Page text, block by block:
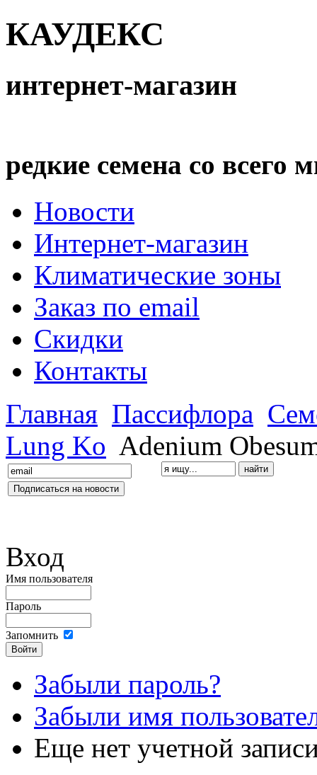
КАУДЕКС
интернет-магазин
редкие семена со всего
Новости
Интернет-магазин
Климатические зоны
Заказ по email
Скидки
Контакты
Главная Пассифлора
Lung Ko Adenium
Вход
Имя пользователя
Пароль
Запомнить
Забыли пароль?
Забыли имя
Еще нет учетной